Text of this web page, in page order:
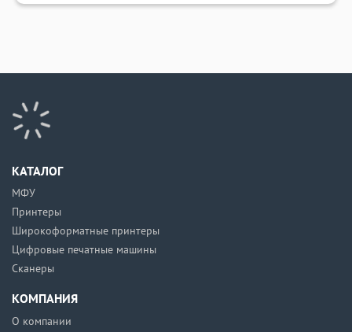
КАТАЛОГ
МФУ
Принтеры
Широкоформатные принтеры
Цифровые печатные машины
Сканеры
КОМПАНИЯ
О компании